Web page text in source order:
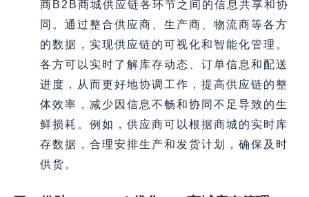
商B2B商城供应链各环节之间的信息共享和协
同。通过整合供应商、生产商、物流商等各方
的数据，实现供应链的可视化和智能化管理。
各方可以实时了解库存动态、订单信息和配送
进度，从而更好地协调工作，提高供应链的整
体效率，减少因信息不畅和协同不足导致的生
鲜损耗。例如，供应商可以根据商城的实时库
存数据，合理安排生产和发货计划，确保及时
供货。